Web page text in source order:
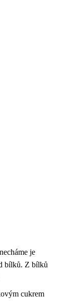
je
bílků. Z bílků
cukrem